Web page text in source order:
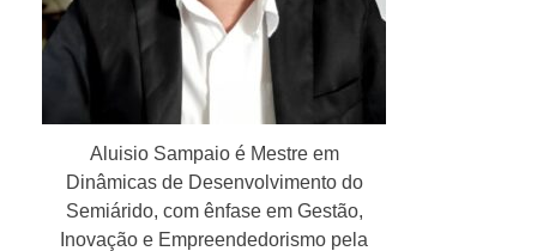
Aluisio Sampaio é Mestre em
Dinâmicas de Desenvolvimento do
Semiárido, com ênfase em Gestão,
Inovação e Empreendedorismo pela